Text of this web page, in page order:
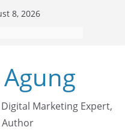
8, 2026
Marketing Expert,
Author